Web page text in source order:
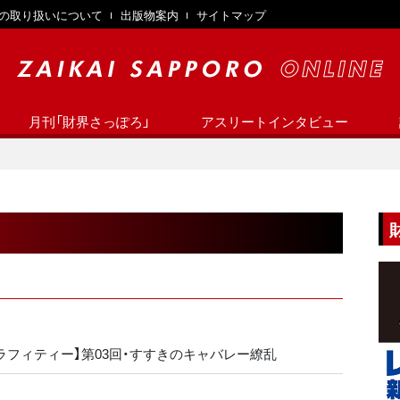
取り扱いについて 出版物案内 サイトマップ
月刊「財界さっぽろ」 アスリートインタビュー
フィティー】第03回・すすきのキャバレー繚乱